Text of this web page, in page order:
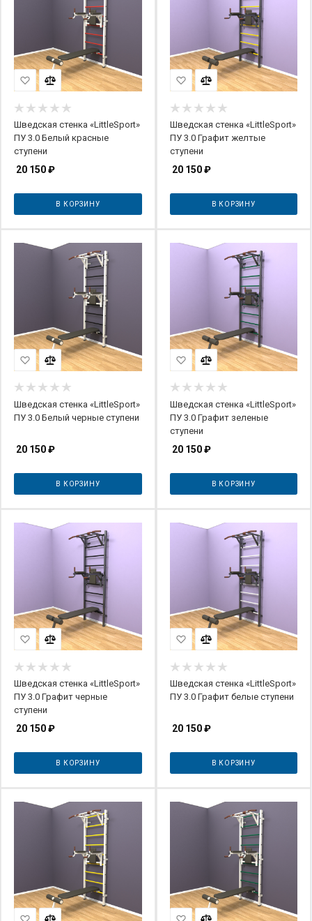
Шведская стенка «LittleSport»
ПУ 3.0 Белый красные
ступени
20 150₽
В КОРЗИНУ
Шведская стенка «LittleSport»
ПУ 3.0 Графит желтые
ступени
20 150₽
В КОРЗИНУ
Шведская стенка «LittleSport»
ПУ 3.0 Белый черные ступени
20 150₽
В КОРЗИНУ
Шведская стенка «LittleSport»
ПУ 3.0 Графит зеленые
ступени
20 150₽
В КОРЗИНУ
Шведская стенка «LittleSport»
ПУ 3.0 Графит черные
ступени
20 150₽
В КОРЗИНУ
Шведская стенка «LittleSport»
ПУ 3.0 Графит белые ступени
20 150₽
В КОРЗИНУ